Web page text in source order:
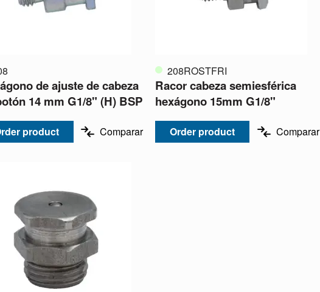
de ajuste de cabeza
14 mm G1/8" (H) BSP
product Comparar
208ROSTFRI
Racor cabeza semiesférica
hexágono 15mm G1/8"
Order product Comparar